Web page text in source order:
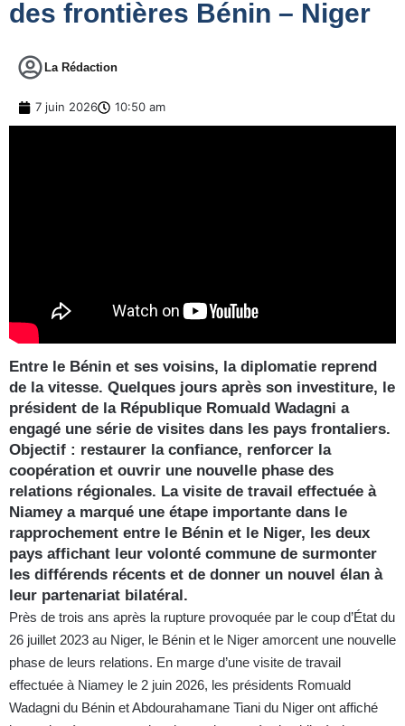
des frontières Bénin – Niger
La Rédaction
7 juin 2026 10:50 am
Entre le Bénin et ses voisins, la diplomatie reprend
de la vitesse. Quelques jours après son investiture, le
président de la République Romuald Wadagni a
engagé une série de visites dans les pays frontaliers.
Objectif : restaurer la confiance, renforcer la
coopération et ouvrir une nouvelle phase des
relations régionales. La visite de travail effectuée à
Niamey a marqué une étape importante dans le
rapprochement entre le Bénin et le Niger, les deux
pays affichant leur volonté commune de surmonter
les différends récents et de donner un nouvel élan à
leur partenariat bilatéral.
Près de trois ans après la rupture provoquée par le coup d’État du
26 juillet 2023 au Niger, le Bénin et le Niger amorcent une nouvelle
phase de leurs relations. En marge d’une visite de travail
effectuée à Niamey le 2 juin 2026, les présidents Romuald
Wadagni du Bénin et Abdourahamane Tiani du Niger ont affiché